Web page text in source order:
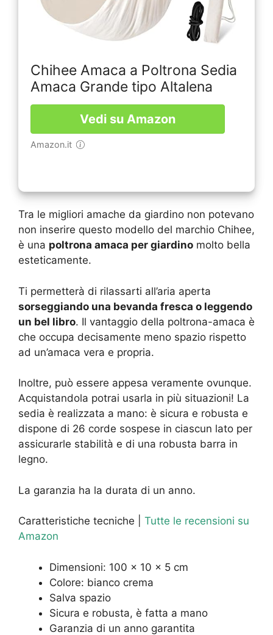
Chihee Amaca a Poltrona Sedia
Amaca Grande tipo Altalena
Vedi su Amazon
Amazon.it
Tra le migliori amache da giardino non potevano
non inserire questo modello del marchio Chihee,
è una poltrona amaca per giardino molto bella
esteticamente.
Ti permetterà di rilassarti all’aria aperta
sorseggiando una bevanda fresca o leggendo
un bel libro. Il vantaggio della poltrona-amaca è
che occupa decisamente meno spazio rispetto
ad un’amaca vera e propria.
Inoltre, può essere appesa veramente ovunque.
Acquistandola potrai usarla in più situazioni! La
sedia è realizzata a mano: è sicura e robusta e
dispone di 26 corde sospese in ciascun lato per
assicurarle stabilità e di una robusta barra in
legno.
La garanzia ha la durata di un anno.
Caratteristiche tecniche | Tutte le recensioni su
Amazon
Dimensioni: 100 x 10 x 5 cm
Colore: bianco crema
Salva spazio
Sicura e robusta, è fatta a mano
Garanzia di un anno garantita